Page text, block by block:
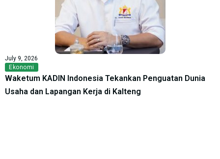
July 9, 2026
Ekonomi
Waketum KADIN Indonesia Tekankan Penguatan Dunia
Usaha dan Lapangan Kerja di Kalteng